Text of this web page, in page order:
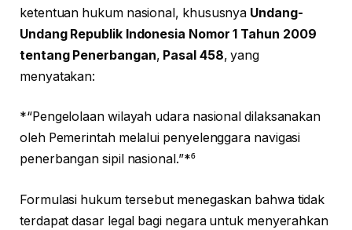
ketentuan hukum nasional, khususnya Undang-
Undang Republik Indonesia Nomor 1 Tahun 2009
tentang Penerbangan, Pasal 458, yang
menyatakan:
*“Pengelolaan wilayah udara nasional dilaksanakan
oleh Pemerintah melalui penyelenggara navigasi
penerbangan sipil nasional.”*⁶
Formulasi hukum tersebut menegaskan bahwa tidak
terdapat dasar legal bagi negara untuk menyerahkan